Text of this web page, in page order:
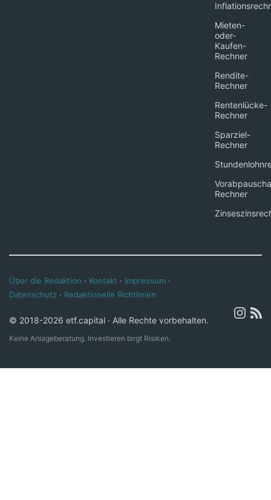
Mieten-
oder-
Kaufen-
Rechner
Rendite-
Rechner
Rentenlücke-
Rechner
Sparziel-
Rechner
Rechner
Über die Redaktion · Kontakt · Impressum ·
Datenschutz · Redaktionelle Richtlinien
© 2018-2026 etf.capital · Alle Rechte vorbehalten.
Keine Anlageberatung. Investieren birgt Risiken.